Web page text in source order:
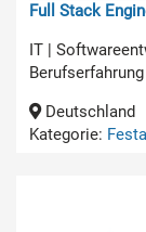
Full Stack
IT |
Deutschland
Kategorie: